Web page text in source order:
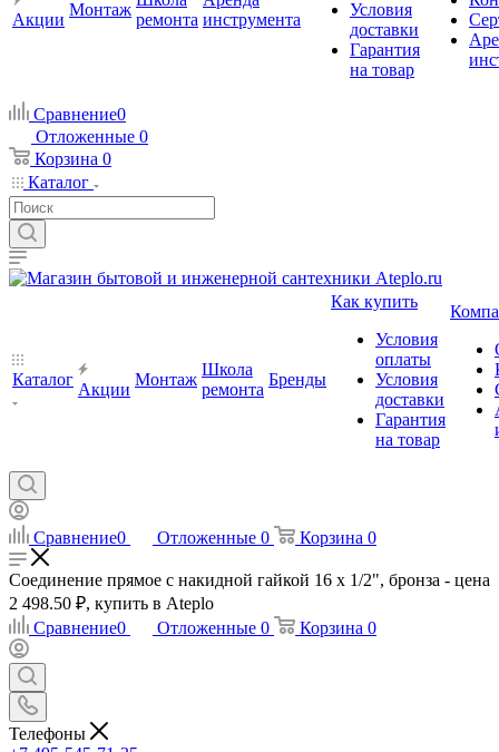
Акции
Монтаж
ремонта инструмента
Условия
доставки
Гарантия
на товар
Сравнение0
Отложенные 0
Корзина 0
Каталог
Каталог
Акции
Монтаж
Школа
ремонта
Бренды
Как купить
Условия
оплаты
Условия
доставки
Гарантия
на товар
Сравнение0 Отложенные 0 Корзина 0
Соединение прямое с накидной гайкой 16 х 1/2", бронза - цена
2 498.50 ₽, купить в Ateplo
Сравнение0 Отложенные 0 Корзина 0
Телефоны